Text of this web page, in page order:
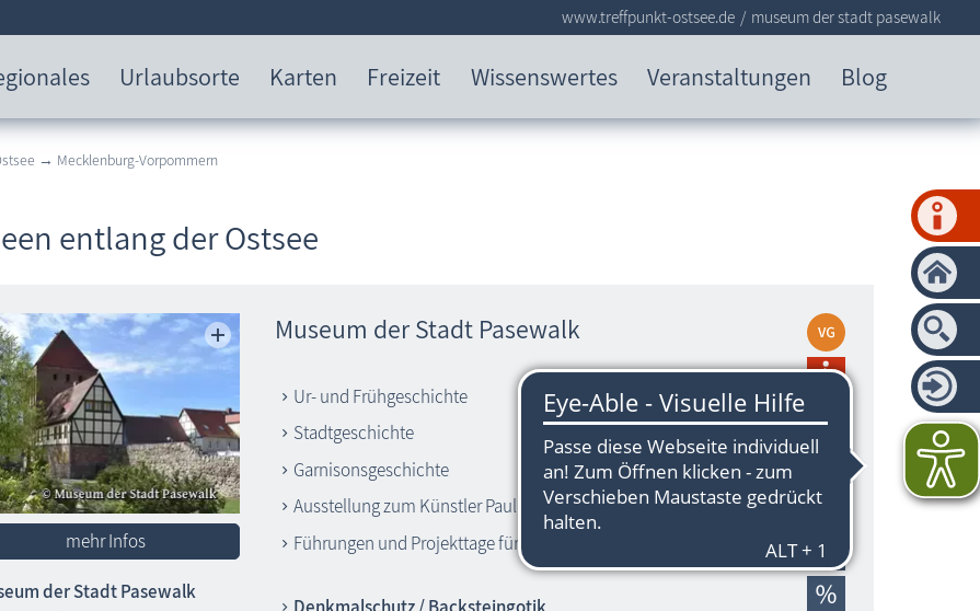
Urlaubsorte Karten Freizeit Wissenswertes Veranstaltungen Blog
www.treffpunkt-ostsee.de museum der stadt pasewalk
→ Mecklenburg-Vorpommern
entlang der Ostsee
mehr Infos
der Stadt Pasewalk
Museum der Stadt Pasewalk
Ur- und Frühgeschichte
Stadtgeschichte
Garnisonsgeschichte
Ausstellung zum Künstler Paul Holz
Führungen und Projekttage für Schulklassen